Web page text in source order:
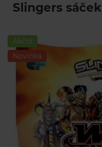
Slingers sáček
Akční
Novinka